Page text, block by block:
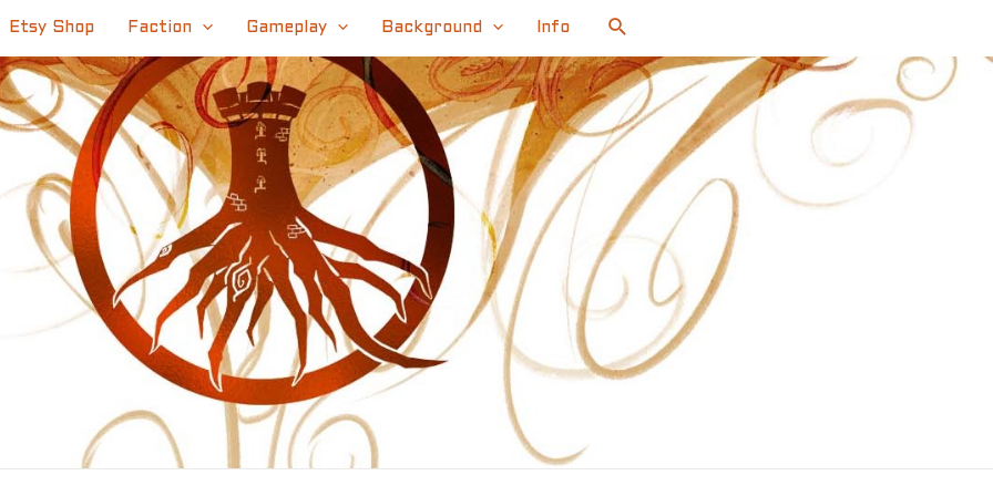
Etsy Shop Faction Gameplay Background Info Search